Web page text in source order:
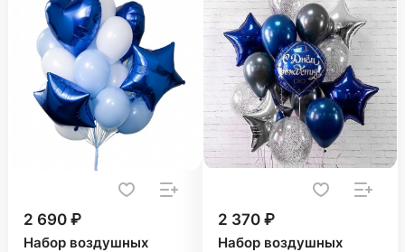
2 690 ₽
Набор воздушных
2 370 ₽
Набор воздушных